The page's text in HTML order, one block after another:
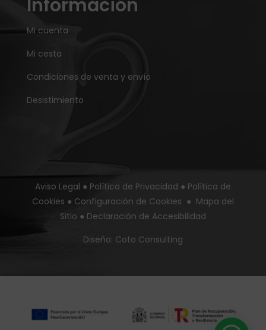
Información
Mi cuenta
Mi cesta
Condiciones de venta y envío
Desistimiento
Aviso Legal ● Política de Privacidad ● Política de
Cookies ● Configuración de Cookies ● Mapa del
Sitio ● Declaración de Accesibilidad
Diseño: Coto Consulting